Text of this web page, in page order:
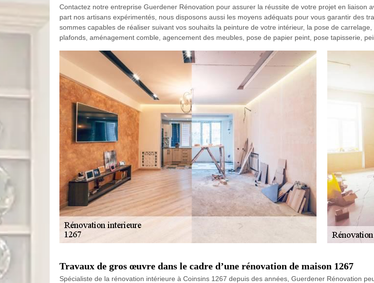
Contactez notre entreprise Guerdener Rénovation pour assurer la réussite de votre projet en liaison
part nos artisans expérimentés, nous disposons aussi les moyens adéquats pour vous garantir des
sommes capables de réaliser suivant vos souhaits la peinture de votre intérieur, la pose de
plafonds, aménagement comble, agencement des meubles, pose de papier peint, pose tapisserie,
Travaux de gros œuvre dans le cadre d’une rénovation de maison 1267
Spécialiste de la rénovation intérieure à Coinsins 1267 depuis des années, Guerdener Rénovation